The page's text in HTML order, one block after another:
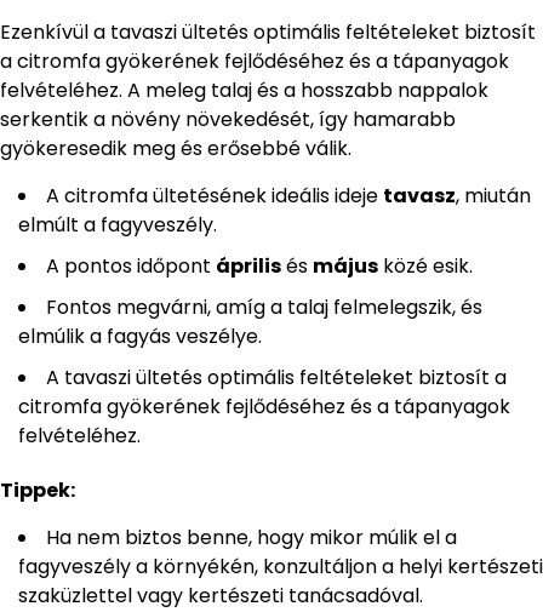
Ezenkívül a tavaszi ültetés optimális feltételeket biztosít
a citromfa gyökerének fejlődéséhez és a tápanyagok
felvételéhez. A meleg talaj és a hosszabb nappalok
serkentik a növény növekedését, így hamarabb
gyökeresedik meg és erősebbé válik.
A citromfa ültetésének ideális ideje tavasz, miután
elmúlt a fagyveszély.
A pontos időpont áprilisés május közé esik.
Fontos megvárni, amíg a talaj felmelegszik, és
elmúlik a fagyás veszélye.
A tavaszi ültetés optimális feltételeket biztosít a
citromfa gyökerének fejlődéséhez és a tápanyagok
felvételéhez.
Tippek:
Ha nem biztos benne, hogy mikor múlik el a
fagyveszély a környékén, konzultáljon a helyi kertészeti
szaküzlettel vagy kertészeti tanácsadóval.